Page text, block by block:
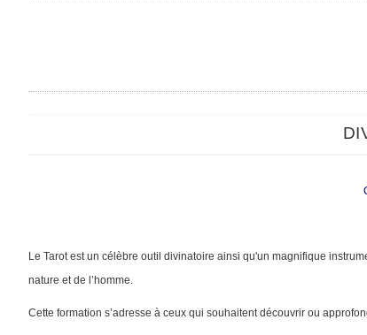
Le Tarot est un célèbre outil divinatoire ainsi qu'un magnifique
nature et de l’homme.
Cette formation s’adresse à ceux qui souhaitent découvrir ou